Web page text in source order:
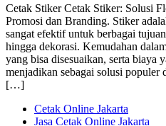
Cetak Stiker Cetak Stiker: Solusi
Promosi dan Branding. Stiker
sangat efektif untuk berbagai
hingga dekorasi. Kemudahan
yang bisa disesuaikan, serta biaya
menjadikan sebagai solusi populer
[…]
Cetak Online Jakarta
Jasa Cetak Online Jakarta